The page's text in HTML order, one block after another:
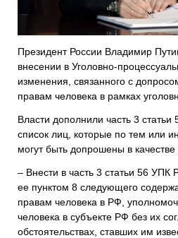
Президент России Владимир
внесении в Уголовно-
изменения, связанного с
правам человека в рамках
Власти дополнили часть 3
список лиц, которые по тем или
могут быть допрошены в качестве
– Внести в часть 3 статьи 56
ее пунктом 8 следующего
правам человека в РФ,
человека в субъекте РФ без их
обстоятельствах, ставших им